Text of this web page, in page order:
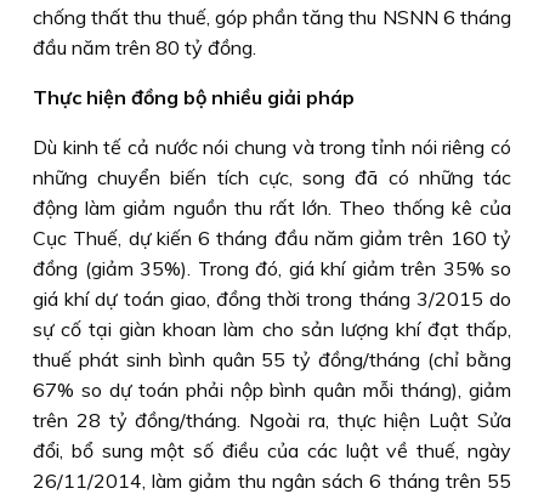
chống thất thu thuế, góp phần tăng thu NSNN 6 tháng
đầu năm trên 80 tỷ đồng.
Thực hiện đồng bộ nhiều giải pháp
Dù kinh tế cả nước nói chung và trong tỉnh nói riêng có
những chuyển biến tích cực, song đã có những tác
động làm giảm nguồn thu rất lớn. Theo thống kê của
Cục Thuế, dự kiến 6 tháng đầu năm giảm trên 160 tỷ
đồng (giảm 35%). Trong đó, giá khí giảm trên 35% so
giá khí dự toán giao, đồng thời trong tháng 3/2015 do
sự cố tại giàn khoan làm cho sản lượng khí đạt thấp,
thuế phát sinh bình quân 55 tỷ đồng/tháng (chỉ bằng
67% so dự toán phải nộp bình quân mỗi tháng), giảm
trên 28 tỷ đồng/tháng. Ngoài ra, thực hiện Luật Sửa
đổi, bổ sung một số điều của các luật về thuế, ngày
26/11/2014, làm giảm thu ngân sách 6 tháng trên 55